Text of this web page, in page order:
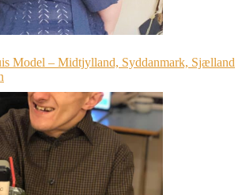
Model – Midtjylland, Syddanmark, Sjælland